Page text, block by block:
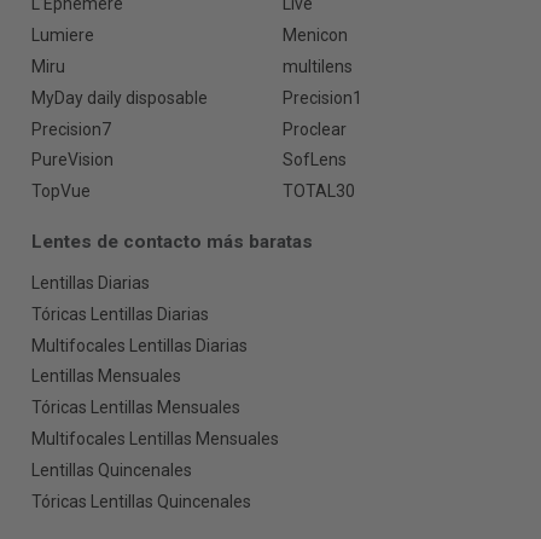
L'Ephemere
Live
Lumiere
Menicon
Miru
multilens
MyDay daily disposable
Precision1
Precision7
Proclear
PureVision
SofLens
TopVue
TOTAL30
Lentes de contacto más baratas
Lentillas Diarias
Tóricas Lentillas Diarias
Multifocales Lentillas Diarias
Lentillas Mensuales
Tóricas Lentillas Mensuales
Multifocales Lentillas Mensuales
Lentillas Quincenales
Tóricas Lentillas Quincenales